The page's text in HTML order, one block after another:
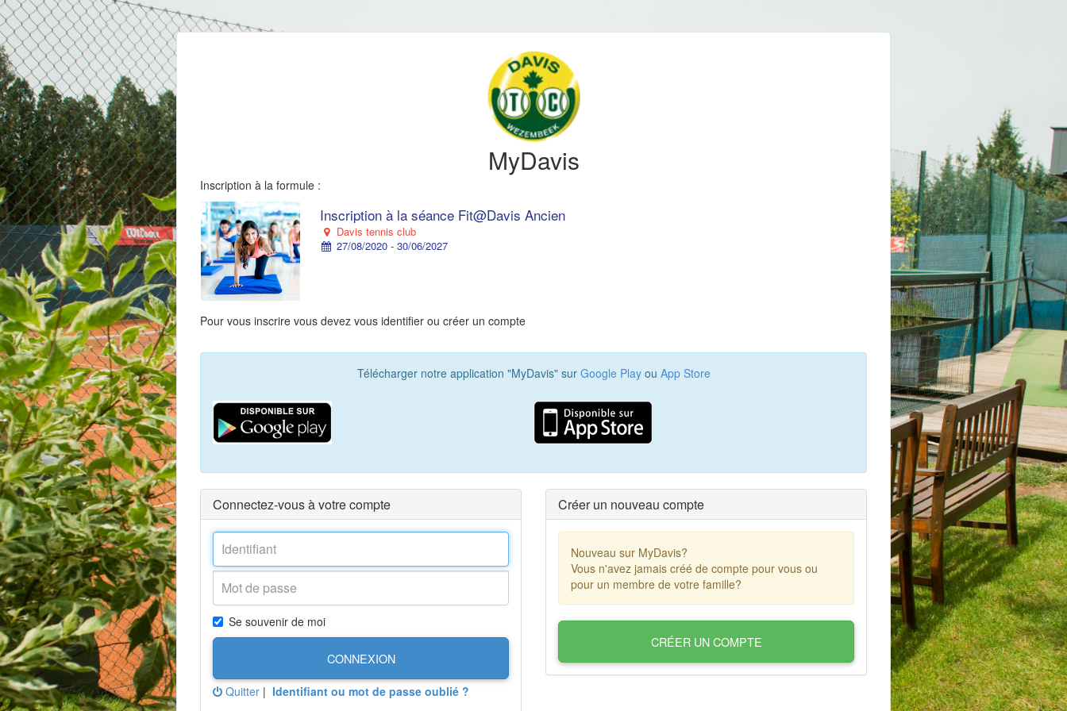
MyDavis
Inscription à la formule :
Inscription à la séance Fit@Davis Ancien
Davis tennis club
27/08/2020 - 30/06/2027
Pour vous inscrire vous devez vous identifier ou créer un compte
Télécharger notre application "MyDavis" sur Google Playou App Store
Connectez-vous à votre compte
Se souvenir de moi
CONNEXION
Quitter | Identifiant ou mot de passe oublié ?
Créer un nouveau compte
Nouveau sur MyDavis?
Vous n'avez jamais créé de compte pour vous ou
pour un membre de votre famille?
CRÉER UN COMPTE